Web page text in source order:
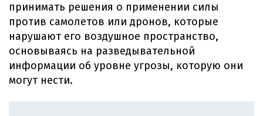
принимать решения о применении силы
против самолетов или дронов, которые
нарушают его воздушное пространство,
основываясь на разведывательной
информации об уровне угрозы, которую они
могут нести.